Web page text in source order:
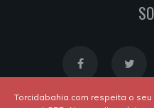
Torcidabahia.com respeita o